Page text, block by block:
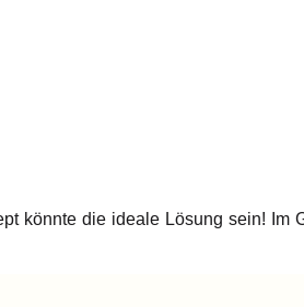
könnte die ideale Lösung sein! Im